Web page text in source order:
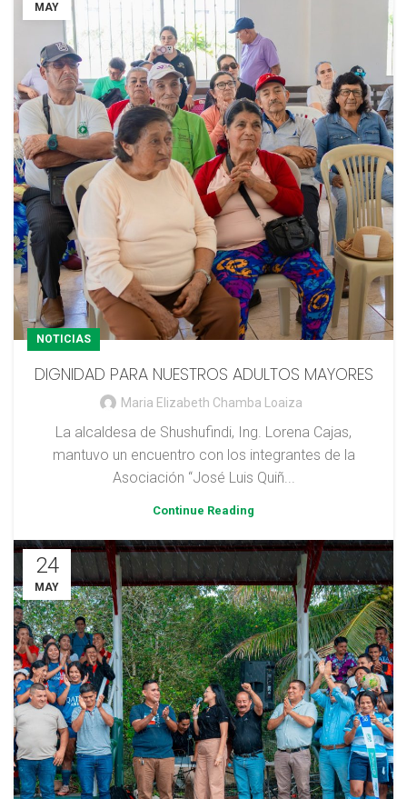
MAY
NOTICIAS
DIGNIDAD PARA NUESTROS ADULTOS MAYORES
Maria Elizabeth Chamba Loaiza
La alcaldesa de Shushufindi, Ing. Lorena Cajas,
mantuvo un encuentro con los integrantes de la
Asociación “José Luis Quiñ...
Continue Reading
24
MAY